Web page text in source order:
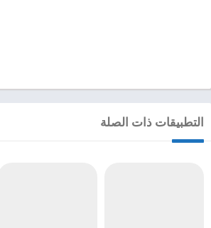
التطبيقات ذات الصلة